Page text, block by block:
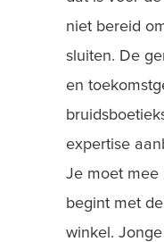
niet bereid
sluiten. De
en
expertise
Je moet mee
begint met
winkel.